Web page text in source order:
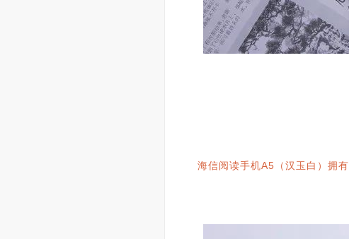
海信阅读手机A5（汉玉白）拥有